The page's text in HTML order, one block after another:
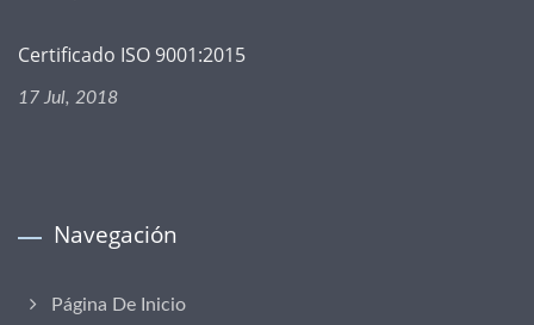
Certificado ISO 9001:2015
17 Jul, 2018
Navegación
Página De Inicio